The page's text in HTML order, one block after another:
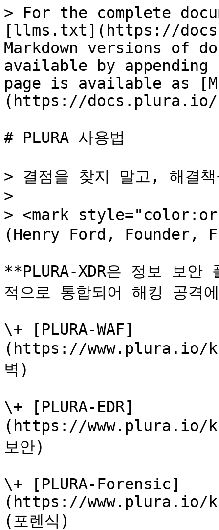
> For the complete
[llms.txt](https://
Markdown versions of
available by
page is available as
(https://docs.plura.io/
# PLURA 사용법
> 결점을 찾지 말고, 해결
>
> <mark
(Henry Ford, Founder,
**PLURA-XDR은 정보 보
적으로 통합되어 해킹 공격
\+ [PLURA-WAF]
(https://www.plura.io/
벽)
\+ [PLURA-EDR]
(https://www.plura.io/
보안)
\+ [PLURA-Forensic]
(https://www.plura.io/
(포렌식)